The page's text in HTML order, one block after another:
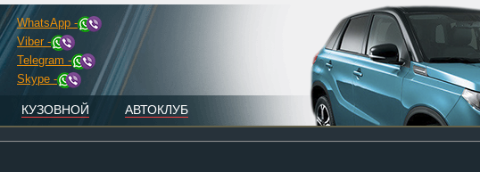
WhatsApp -
Viber -
Telegram -
Skype -
КУЗОВНОЙ АВТОКЛУБ